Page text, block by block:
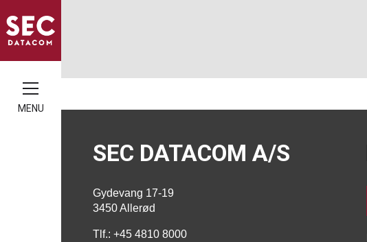
MENU
SEC DATACOM A/S
Gydevang 17-19
3450 Allerød
Tlf.: +45 4810 8000